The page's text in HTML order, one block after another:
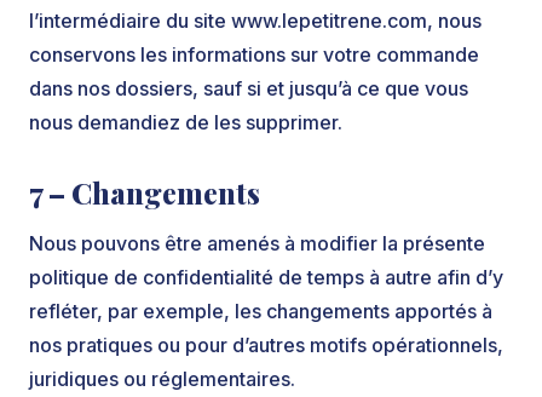
l’intermédiaire du site www.lepetitrene.com, nous
conservons les informations sur votre commande
dans nos dossiers, sauf si et jusqu’à ce que vous
nous demandiez de les supprimer.
7 – Changements
Nous pouvons être amenés à modifier la présente
politique de confidentialité de temps à autre afin d’y
refléter, par exemple, les changements apportés à
nos pratiques ou pour d’autres motifs opérationnels,
juridiques ou réglementaires.